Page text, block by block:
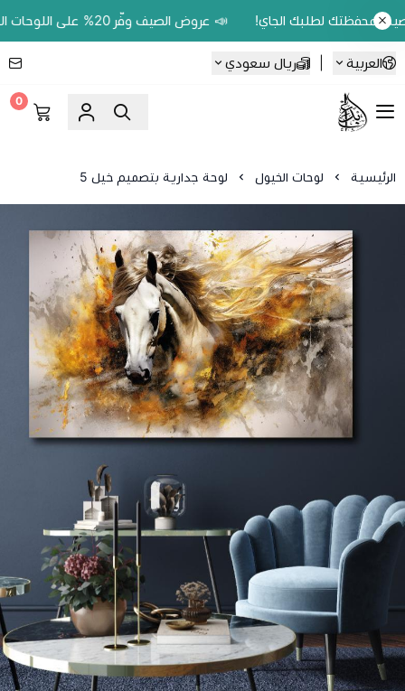
📣 عروض الصيف وفّر 20% على اللوحات الحين.. واكسب 200 ريال رصيد بمحفظتك لطلبك الجاي!
العربية ريال سعودي
Ebbdaa art
0
الرئيسية لوحات الخيول لوحة جدارية بتصميم خيل 5